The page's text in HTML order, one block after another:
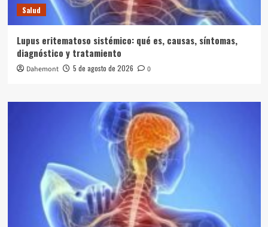
Salud
Lupus eritematoso sistémico: qué es, causas, síntomas,
diagnóstico y tratamiento
Dahemont 5 de agosto de 2026 0